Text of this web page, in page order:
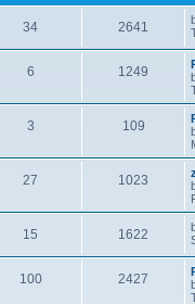
34 2641
6 1249
3 109
27 1023
15 1622
100 2427